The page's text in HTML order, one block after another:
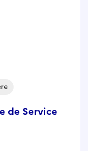
de Service